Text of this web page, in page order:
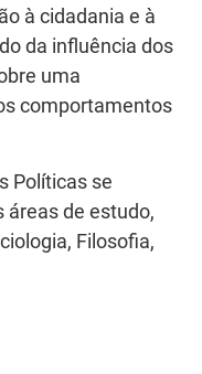
à cidadania e à
da influência dos
uma
comportamentos
Políticas se
áreas de estudo,
Filosofia,